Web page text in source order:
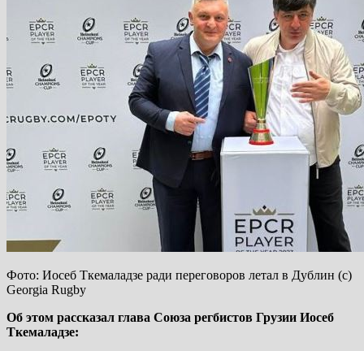
Фото: Иосеб Ткемаладзе ради переговоров летал в Дублин (с)
Georgia Rugby
Об этом рассказал глава Союза регбистов Грузии Иосеб
Ткемаладзе: